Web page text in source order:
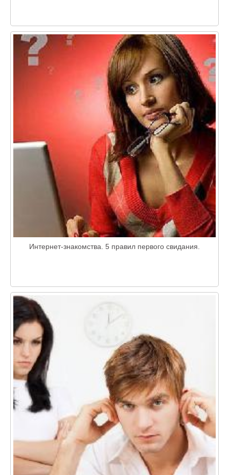
Интернет-знакомства. 5 правил первого свидания.